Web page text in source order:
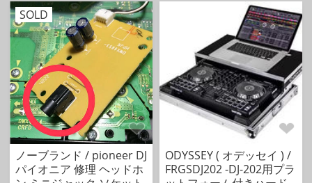
SOLD
ノーブランド / pioneer DJ
パイオニア 修理 ヘッドホ
ODYSSEY ( オデッセイ ) /
FRGSDJ202 -DJ-202用プラ